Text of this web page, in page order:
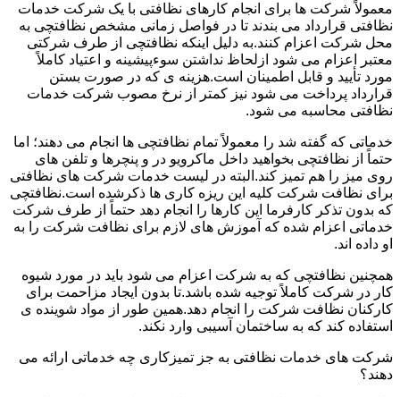
معمولاً شرکت ها برای انجام کارهای نظافتی با یک شرکت خدمات
نظافتی قرارداد می بندند تا در فواصل زمانی مشخص نظافتچی به
محل شرکت اعزام کنند.به دلیل اینکه نظافتچی از طرف شرکتی
معتبر اعزام می شود ازلحاظ نداشتن سوءپیشینه و اعتیاد کاملاً
مورد تأیید و قابل اطمینان است.هزینه ی که در صورت بستن
قرارداد پرداخت می شود نیز کمتر از نرخ مصوب شرکت خدمات
نظافتی محاسبه می شود.
خدماتی که گفته شد را معمولاً تمام نظافتچی ها انجام می دهند؛ اما
حتماً از نظافتچی بخواهید داخل ماکرویو در و پنچرها و تلفن های
روی میز را هم تمیز کند.البته در لیست خدمات شرکت های نظافتی
برای نظافت شرکت کلیه این ریزه کاری ها ذکرشده است.نظافتچی
که بدون تذکر کارفرما این کارها را انجام دهد حتماً از طرف شرکت
خدماتی اعزام شده که آموزش های لازم برای نظافت شرکت را به
او داده اند.
همچنین نظافتچی که به شرکت اعزام می شود باید در مورد شیوه
کار در شرکت کاملاً توجیه شده باشد.تا بدون ایجاد مزاحمت برای
کارکنان نظافت شرکت را انجام دهد.همین طور از مواد شوینده ی
استفاده کند که به ساختمان آسیبی وارد نکند.
شرکت های خدمات نظافتی به جز تمیزکاری چه خدماتی ارائه می
دهند؟